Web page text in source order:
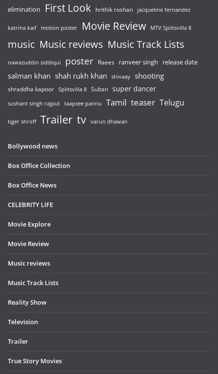
elimination First Look hrithik roshan jacqueline fernandez
katrina kaif motion poster Movie Review MTV Splitsvilla 8
music Music reviews Music Track Lists
nawazuddin siddiqui poster Raees ranveer singh release date
salman khan shah rukh khan shivaay shooting
shraddha kapoor Splitsvilla 8 Sultan super dancer
sushant singh rajput taapsee pannu Tamil teaser Telugu
tiger shroff Trailer tv varun dhawan
Bollywood news
Box Office Collection
Box Office News
CELEBRITY LIFE
Movie Explore
Movie Review
Music reviews
Music Track Lists
Reality Show
Television
Trailer
True Story Movies